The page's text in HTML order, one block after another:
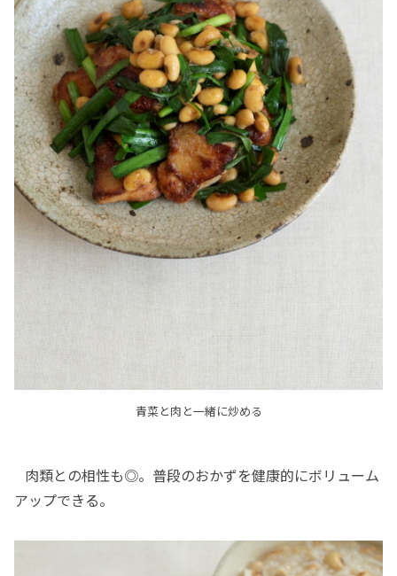
青菜と肉と一緒に炒める
肉類との相性も◎。普段のおかずを健康的にボリューム
アップできる。